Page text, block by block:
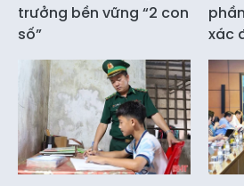
trưởng bền vững “2 con
số”
xác